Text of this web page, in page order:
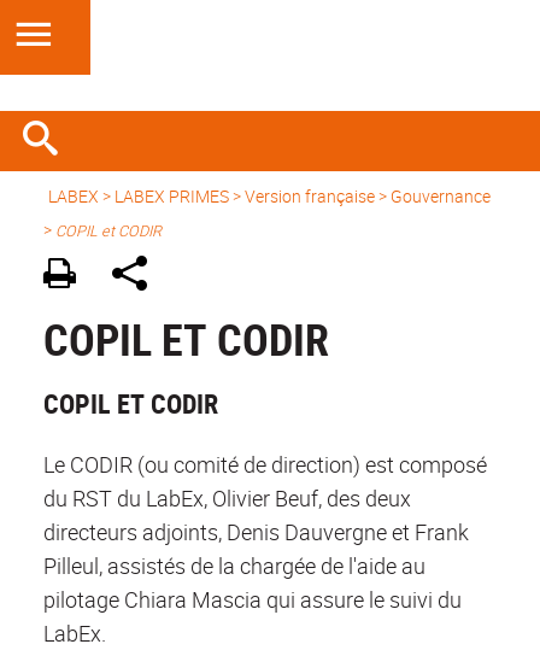
LABEX > LABEX PRIMES>Version française> Gouvernance
> COPIL et CODIR
COPIL ET CODIR
COPIL ET CODIR
Le CODIR (ou comité de direction) est composé
du RST du LabEx, Olivier Beuf, des deux
directeurs adjoints, Denis Dauvergne et Frank
Pilleul, assistés de la chargée de l'aide au
pilotage Chiara Mascia qui assure le suivi du
LabEx.